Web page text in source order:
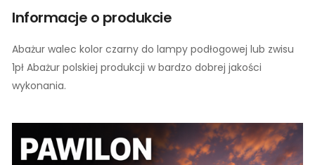
Informacje o produkcie
Abażur walec kolor czarny do lampy podłogowej lub zwisu
1pł Abażur polskiej produkcji w bardzo dobrej jakości
wykonania.